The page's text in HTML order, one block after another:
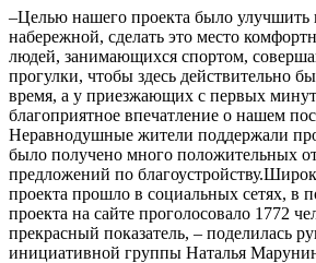
–Целью нашего проекта было
набережной, сделать это место
людей, занимающихся спортом,
прогулки, чтобы здесь действительно
время, а у приезжающих с первых
благоприятное впечатление о нашем
Неравнодушные жители поддержали
было получено много положительных
предложений по
проекта прошло в социальных сетях, в
проекта на сайте проголосовало 1772
прекрасный показатель, – поделилась
инициативной группы Наталья